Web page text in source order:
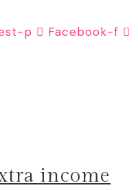
p
Facebook-f
income